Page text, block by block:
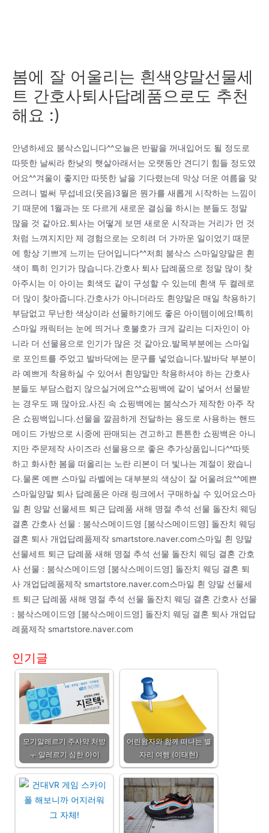
봄에 잘 어울리는 흰색양말선물세
트 간호사퇴사답례품으로도 추천
해요 :)
안녕하세요 붐삭스입니다^^오늘은 반팔을 꺼내입어도 될 정도로
따뜻한 날씨라 한낮의 햇살아래서는 오랫동안 견디기 힘들 정도였
어요^^겨울이 좋지만 따뜻한 날을 기다렸는데 막상 더운 여름을 맞
으려니 벌써 무섭네요(웃음)3월은 뭔가를 새롭게 시작하는 느낌이
기 때문에 1월과는 또 다르게 새로운 결심을 하시는 분들도 정말
많을 것 같아요.퇴사는 어떻게 보면 새로운 시작과는 거리가 먼 것
처럼 느껴지지만 제 경험으로는 오히려 더 가까운 일이었기 때문
에 항상 기쁘게 느끼는 단어입니다^^저희 붐삭스 스마일양말은 흰
색이 특히 인기가 많습니다.간호사 퇴사 답례품으로 정말 많이 찾
아주시는 이 아이는 회색도 같이 구성할 수 있는데 흰색 두 켤레로
더 많이 찾아줍니다.간호사가 아니더라도 흰양말은 매일 착용하기
부담없고 무난한 색상이라 선물하기에도 좋은 아이템이에요!특히
스마일 캐릭터는 눈에 띄거나 호불호가 크게 갈리는 디자인이 아
니라 더 선물용으로 인기가 많은 것 같아요.발목부분에는 스마일
로 포인트를 주었고 발바닥에는 문구를 넣었습니다.발바닥 부분이
라 예쁘게 착용하실 수 있어서 흰양말만 착용하셔야 하는 간호사
분들도 부담스럽지 않으실거에요^^쇼핑백에 같이 넣어서 선물받
는 경우도 꽤 많아요.사진 속 쇼핑백에는 붐삭스가 제작한 아주 작
은 쇼핑백입니다.선물을 깔끔하게 전달하는 용도로 사용하는 핸드
메이드 가방으로 시중에 판매되는 견고하고 튼튼한 쇼핑백은 아니
지만 주문제작 사이즈라 선물용으로 좋은 추가상품입니다^^따뜻
하고 화사한 봄을 떠올리는 노란 리본이 더 빛나는 계절이 왔습니
다.물론 예쁜 스마일 라벨에는 대부분의 색상이 잘 어울려요^^예쁜
스마일양말 퇴사 답례품은 아래 링크에서 구매하실 수 있어요스마
일 흰 양말 선물세트 퇴근 답례품 새해 명절 추석 선물 돌잔치 웨딩
결혼 간호사 선물 : 붐삭스메이드영 [붐삭스메이드영] 돌잔치 웨딩
결혼 퇴사 개업답례품제작 smartstore.naver.com스마일 흰 양말
선물세트 퇴근 답례품 새해 명절 추석 선물 돌잔치 웨딩 결혼 간호
사 선물 : 붐삭스메이드영 [붐삭스메이드영] 돌잔치 웨딩 결혼 퇴
사 개업답례품제작 smartstore.naver.com스마일 흰 양말 선물세
트 퇴근 답례품 새해 명절 추석 선물 돌잔치 웨딩 결혼 간호사 선물
: 붐삭스메이드영 [붐삭스메이드영] 돌잔치 웨딩 결혼 퇴사 개업답
례품제작 smartstore.naver.com
인기글
모기알레르기 주사약 처방
ㅜ 알레르기 심한 아이
어린왕자와 함께 떠나는 별
자리 여행 (이태현)